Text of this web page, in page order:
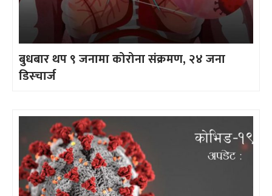
बुधबार थप ९ जनामा कोरोना संक्रमण, २४ जना
डिस्चार्ज